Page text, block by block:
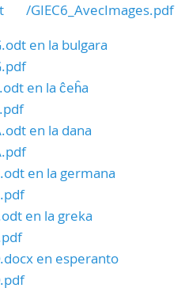
/GIEC6_AvecImages.pdf
en la bulgara
en la ĉeĥa
en la dana
en la germana
en la greka
en esperanto